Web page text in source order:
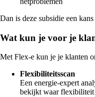
Dan is deze subsidie een
Wat kun je voor je
Met Flex-e kun je je klanten
Flexibiliteitsscan
Een energie-expert
bekijkt waar